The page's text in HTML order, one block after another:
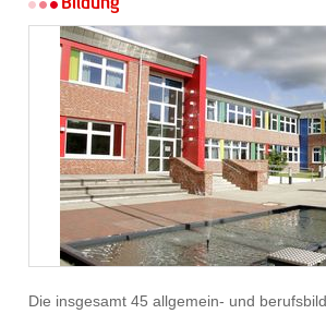
Bildung
Die insgesamt 45 allgemein- und